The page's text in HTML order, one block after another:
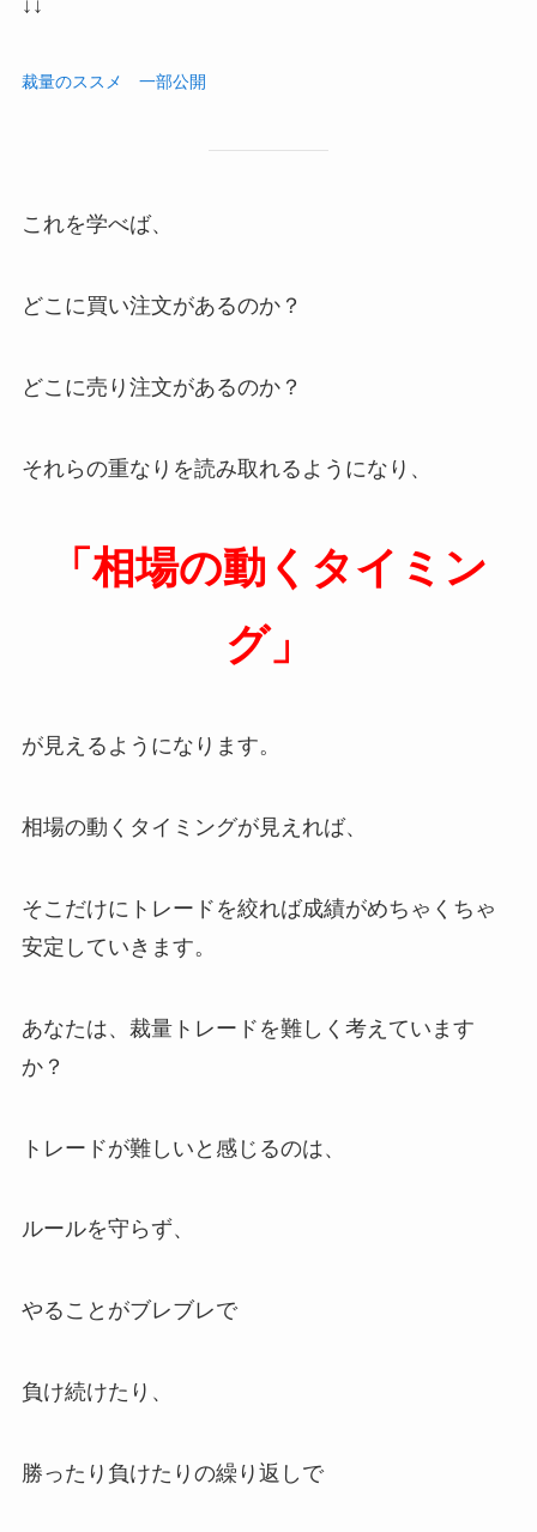
裁量のススメ 一部公開
これを学べば、
どこに買い注文があるのか？
どこに売り注文があるのか？
それらの重なりを読み取れるようになり、
「相場の動くタイミン
グ」
が見えるようになります。
相場の動くタイミングが見えれば、
そこだけにトレードを絞れば成績がめちゃくちゃ
安定していきます。
あなたは、裁量トレードを難しく考えています
か？
トレードが難しいと感じるのは、
ルールを守らず、
やることがブレブレで
負け続けたり、
勝ったり負けたりの繰り返しで